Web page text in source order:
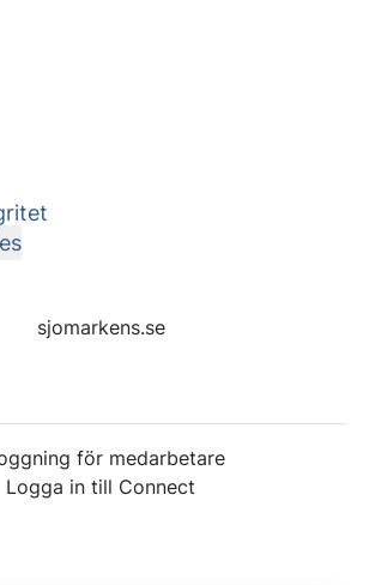
sjomarkens.se
för medarbetare
Logga in till Connect